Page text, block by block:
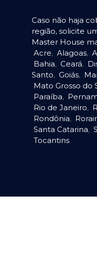
Caso não haja
região, solicite
Master House
Acre, Alagoas,
Bahia, Ceará,
Santo, Goiás,
Mato Grosso do
Paraíba,
Rio de Janeiro,
Rondônia,
Santa Catarina,
Tocantins.